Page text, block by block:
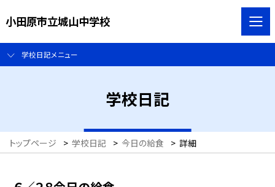
小田原市立城山中学校
学校日記メニュー
学校日記
トップページ > 学校日記 > 今日の給食 > 詳細